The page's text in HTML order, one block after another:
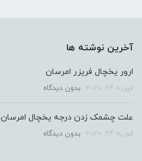
آخرین نوشته ها
ارور یخچال فریزر امرسان
فوریه 24, 2020 بدون دیدگاه
علت چشمک زدن درجه یخچال امرسان
فوریه 24, 2020 بدون دیدگاه